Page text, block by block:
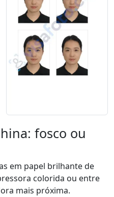
fosco ou
em papel brilhante de
colorida ou entre
mais próxima.